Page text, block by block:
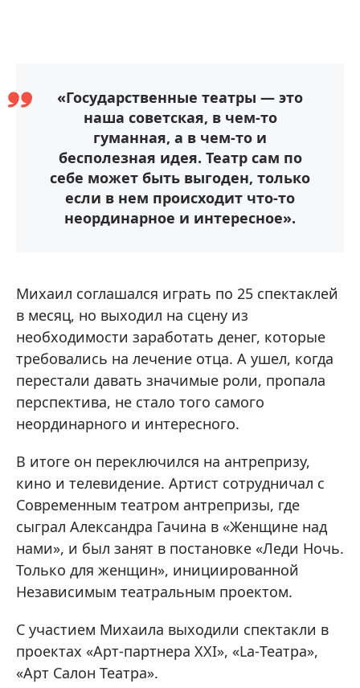
«Государственные театры — это
наша советская, в чем-то
гуманная, а в чем-то и
бесполезная идея. Театр сам по
себе может быть выгоден, только
если в нем происходит что-то
неординарное и интересное».
Михаил соглашался играть по 25 спектаклей
в месяц, но выходил на сцену из
необходимости заработать денег, которые
требовались на лечение отца. А ушел, когда
перестали давать значимые роли, пропала
перспектива, не стало того самого
неординарного и интересного.
В итоге он переключился на антрепризу,
кино и телевидение. Артист сотрудничал с
Современным театром антрепризы, где
сыграл Александра Гачина в «Женщине над
нами», и был занят в постановке «Леди Ночь.
Только для женщин», инициированной
Независимым театральным проектом.
С участием Михаила выходили спектакли в
проектах «Арт-партнера XXI», «La-Театра»,
«Арт Салон Театра».